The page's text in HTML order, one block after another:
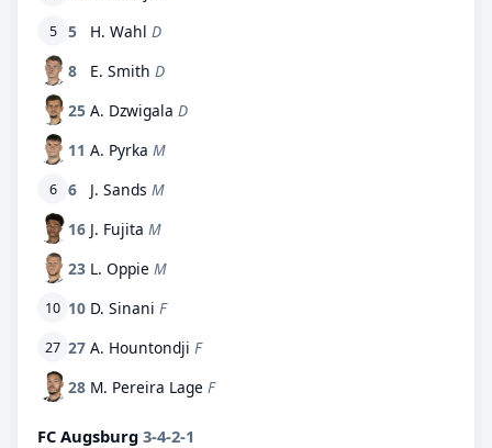
5 5 H. Wahl D
8
E. Smith D
25 A. Dzwigala D
11 A. Pyrka M
6 6 J. Sands M
16 J. Fujita M
23 L. Oppie M
10 10 D. Sinani F
27 27 A. Hountondji F
28 M. Pereira Lage F
FC Augsburg 3-4-2-1